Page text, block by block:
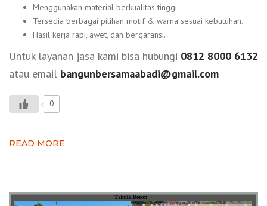
Menggunakan material berkualitas tinggi.
Tersedia berbagai pilihan motif & warna sesuai kebutuhan.
Hasil kerja rapi, awet, dan bergaransi.
Untuk layanan jasa kami bisa hubungi 0812 8000 6132
atau email bangunbersamaabadi@gmail.com
0
READ MORE